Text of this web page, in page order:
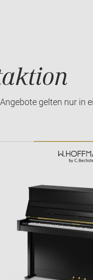
gelten nur in